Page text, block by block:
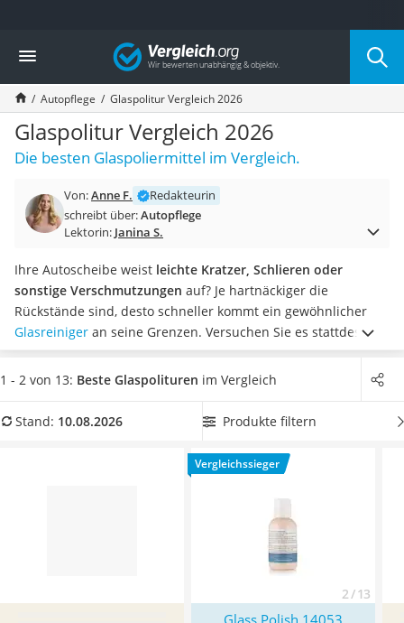
Die beliebtesten Vergleiche nach Kategorie
Auto & Motor
Fahrradträger-Anhängerkupplung (4 Fahrräder)
Fahrradträger
Fahrradträger (Anhängerkupplung)
Fahrradträger 3 Fahrräder
Benzinkanister (20 l)
Fahrradträger E-Bike
Benzinkanister
Wagenheber 3t
AGM-Batterie Wohnmobil
Thule-Fahrradträger
FM-Transmitter
Sommerreifen 205/55 R16
Autobatterie-Ladegerät
Starthilfe mit Kompressor
Alkoholtester
Vergleich
Autopflege Glaspolitur Vergleich 2026
Glaspolitur Vergleich 2026
Die besten Glaspoliermittel im Vergleich.
Von:Anne F.
Redakteurin
schreibt über:Autopflege
Lektorin: Janina S.
Ihre Autoscheibe weist leichte Kratzer, Schlieren oder
sonstige Verschmutzungen auf? Je hartnäckiger die
Rückstände sind, desto schneller kommt ein gewöhnlicher
Glasreiniger an seine Grenzen. Versuchen Sie es stattdessen
mit einer Glaspolitur. Diese sorgt für freie Sicht, höchsten
Glanz und sollte laut gängigen Online-Tests auch vor einer
unserer Vergleichstabelle
eine Glaspolitur inklusive
Überzeugt hat uns hier im August 2026 besonders das
mit seinen Eigenschaften.
1 - 2 von 13: Beste Glaspolituren im Vergleich
Stand: 10.08.2026 Produkte filtern
Vergleichssieger
2 / 13
Glass Polish 14053